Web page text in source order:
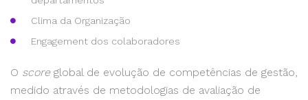
Clima da Organização
Engagement dos colaboradores
O score global de evolução de competências de gestão,
medido através de metodologias de avaliação de